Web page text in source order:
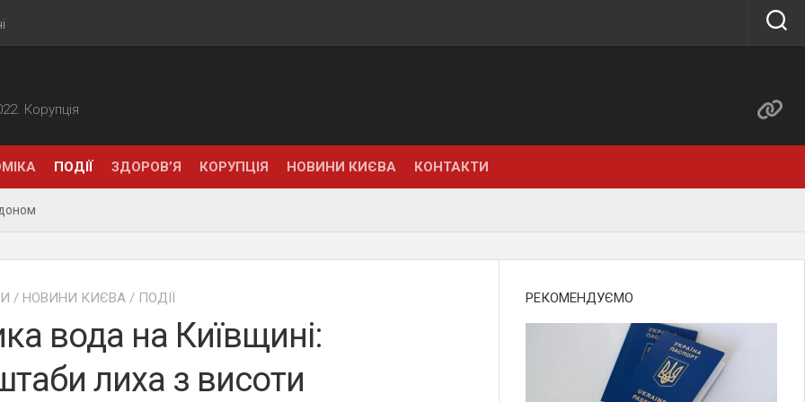
Корупція
ПОДІЇ ЗДОРОВ’Я КОРУПЦІЯ НОВИНИ КИЄВА КОНТАКТИ
/ НОВИНИ КИЄВА / ПОДІЇ
вода на Київщині:
лиха з висоти
РЕКОМЕНДУЄМО